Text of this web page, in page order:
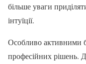
більше уваги
інтуїції.
Особливо активними
професійних рішень.